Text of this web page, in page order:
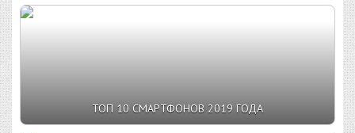
ТОП 10 СМАРТФОНОВ 2019 ГОДА